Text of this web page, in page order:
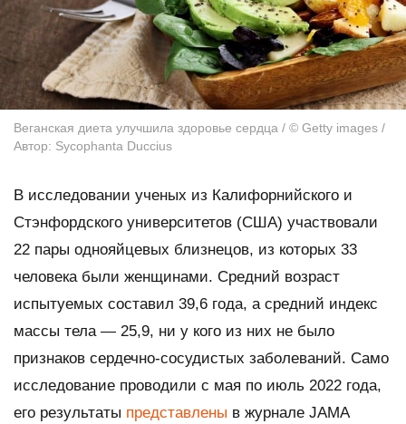
Веганская диета улучшила здоровье сердца / © Getty images /
Автор: Sycophanta Duccius
В исследовании ученых из Калифорнийского и
Стэнфордского университетов (США) участвовали
22 пары однояйцевых близнецов, из которых 33
человека были женщинами. Средний возраст
испытуемых составил 39,6 года, а средний индекс
массы тела — 25,9, ни у кого из них не было
признаков сердечно-сосудистых заболеваний. Само
исследование проводили с мая по июль 2022 года,
его результаты представлены в журнале JAMA